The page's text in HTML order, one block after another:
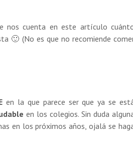
nos cuenta en este artículo
🙂 (No es que no recomiende
en la que parece ser que ya se
en los colegios. Sin duda
en los próximos años, ojalá se